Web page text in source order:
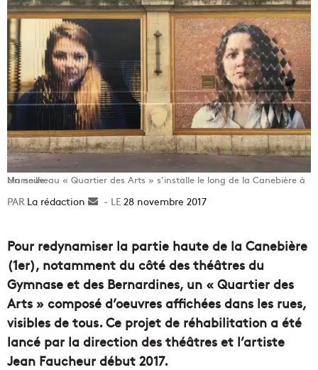
Un nouveau « Quartier des Arts » s’installe le long de la Canebière à Marseille
La rédaction
Envoyer28 novembre 2017
Pour redynamiser la partie haute de la Canebière
(1er), notamment du côté des théâtres du
Gymnase et des Bernardines, un « Quartier des
Arts » composé d’oeuvres affichées dans les rues,
visibles de tous. Ce projet de réhabilitation a été
lancé par la direction des théâtres et l’artiste
Jean Faucheur début 2017.